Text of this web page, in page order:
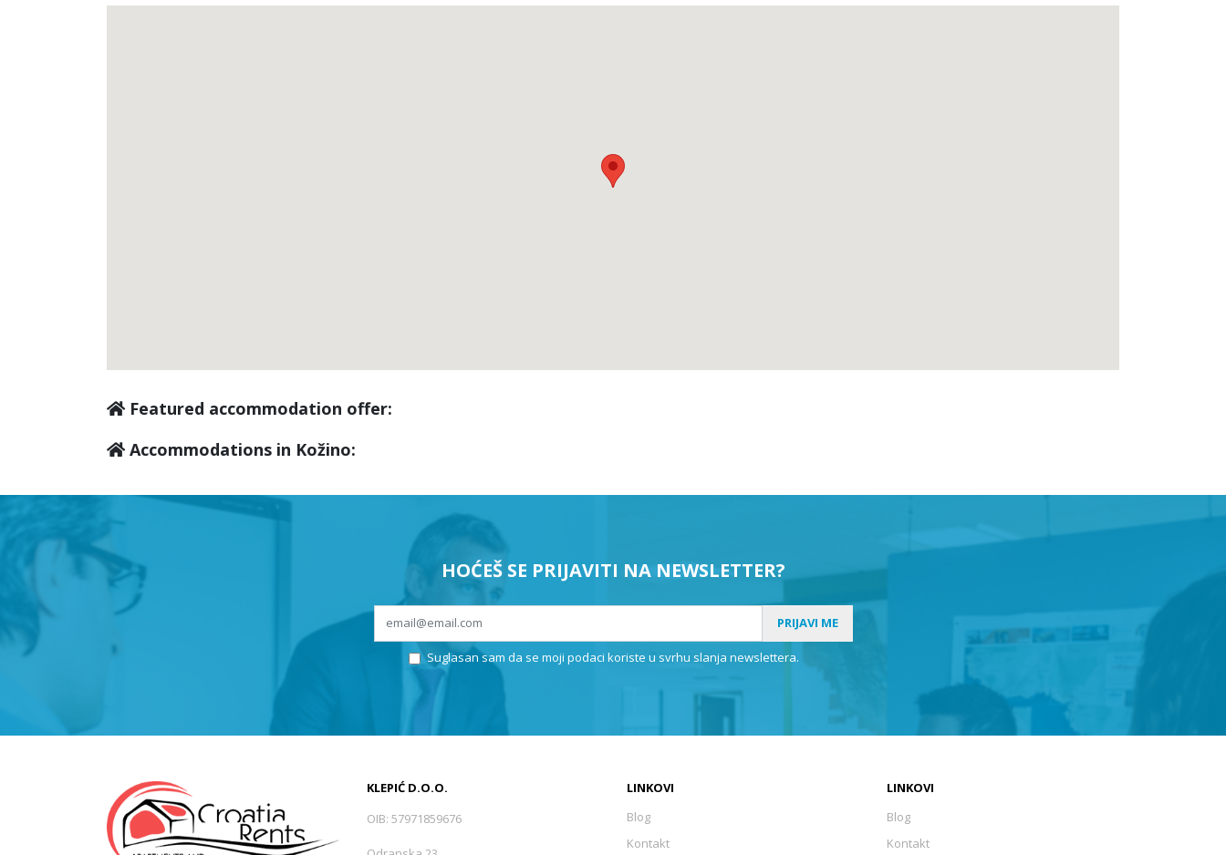
Featured accommodation offer:
Accommodations in Kožino:
HOĆEŠ SE PRIJAVITI NA NEWSLETTER?
PRIJAVI ME
Suglasan sam da se moji podaci koriste u svrhu slanja newslettera.
KLEPIĆ D.O.O.
OIB: 57971859676
LINKOVI
Blog
Kontakt
LINKOVI
Blog
Kontakt